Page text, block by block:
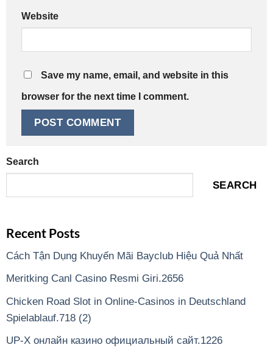
Website
Save my name, email, and website in this
browser for the next time I comment.
Search
SEARCH
Recent Posts
Cách Tận Dụng Khuyến Mãi Bayclub Hiệu Quả Nhất
Meritking Canl Casino Resmi Giri.2656
Chicken Road Slot in Online-Casinos in Deutschland
Spielablauf.718 (2)
UP-X онлайн казино официальный сайт.1226